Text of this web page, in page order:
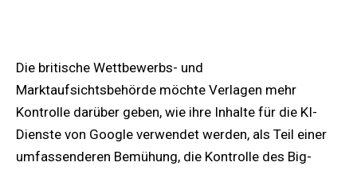
Die britische Wettbewerbs- und
Marktaufsichtsbehörde möchte Verlagen mehr
Kontrolle darüber geben, wie ihre Inhalte für die KI-
Dienste von Google verwendet werden, als Teil einer
umfassenderen Bemühung, die Kontrolle des Big-